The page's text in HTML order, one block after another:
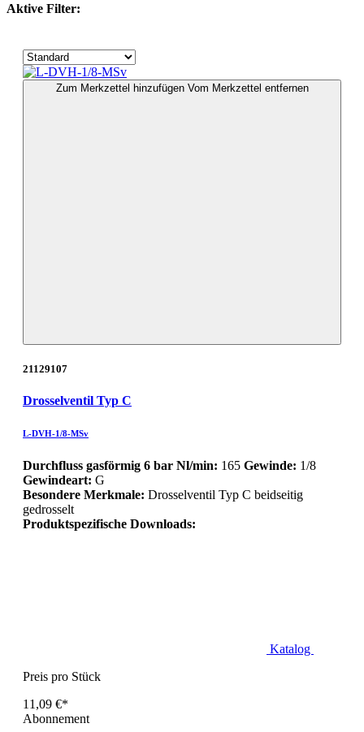
Aktive Filter:
Zum Merkzettel hinzufügen Vom Merkzettel entfernen
21129107
Drosselventil Typ C
L-DVH-1/8-MSv
Durchfluss gasförmig 6 bar Nl/min: 165 Gewinde: 1/8
Gewindeart: G
Besondere Merkmale: Drosselventil Typ C beidseitig
gedrosselt
Produktspezifische Downloads:
Katalog
Preis pro Stück
11,09 €*
Abonnement